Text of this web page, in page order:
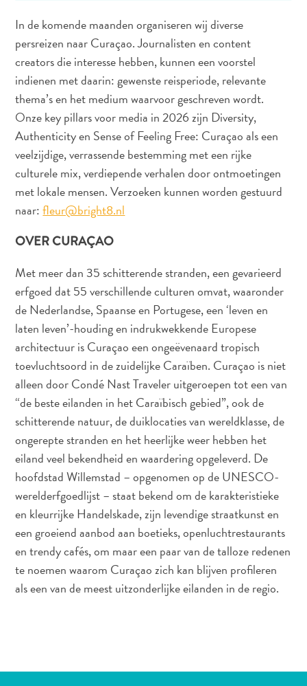
In de komende maanden organiseren wij diverse
persreizen naar Curaçao. Journalisten en content
creators die interesse hebben, kunnen een voorstel
indienen met daarin: gewenste reisperiode, relevante
thema’s en het medium waarvoor geschreven wordt.
Onze key pillars voor media in 2026 zijn Diversity,
Authenticity en Sense of Feeling Free: Curaçao als een
veelzijdige, verrassende bestemming met een rijke
culturele mix, verdiepende verhalen door ontmoetingen
met lokale mensen. Verzoeken kunnen worden gestuurd
naar:fleur@bright8.nl
OVER CURAÇAO
Met meer dan 35 schitterende stranden, een gevarieerd
erfgoed dat 55 verschillende culturen omvat, waaronder
de Nederlandse, Spaanse en Portugese, een ‘leven en
laten leven’-houding en indrukwekkende Europese
architectuur is Curaçao een ongeëvenaard tropisch
toevluchtsoord in de zuidelijke Caraïben. Curaçao is niet
alleen door Condé Nast Traveler uitgeroepen tot een van
“de beste eilanden in het Caraïbisch gebied”, ook de
schitterende natuur, de duiklocaties van wereldklasse, de
ongerepte stranden en het heerlijke weer hebben het
eiland veel bekendheid en waardering opgeleverd. De
hoofdstad Willemstad – opgenomen op de UNESCO-
werelderfgoedlijst – staat bekend om de karakteristieke
en kleurrijke Handelskade, zijn levendige straatkunst en
een groeiend aanbod aan boetieks, openluchtrestaurants
en trendy cafés, om maar een paar van de talloze redenen
te noemen waarom Curaçao zich kan blijven profileren
als een van de meest uitzonderlijke eilanden in de regio.